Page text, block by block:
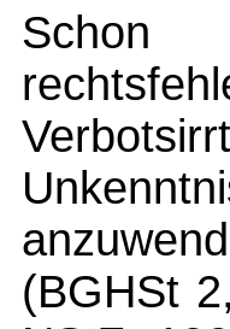
Schon
(BGHSt